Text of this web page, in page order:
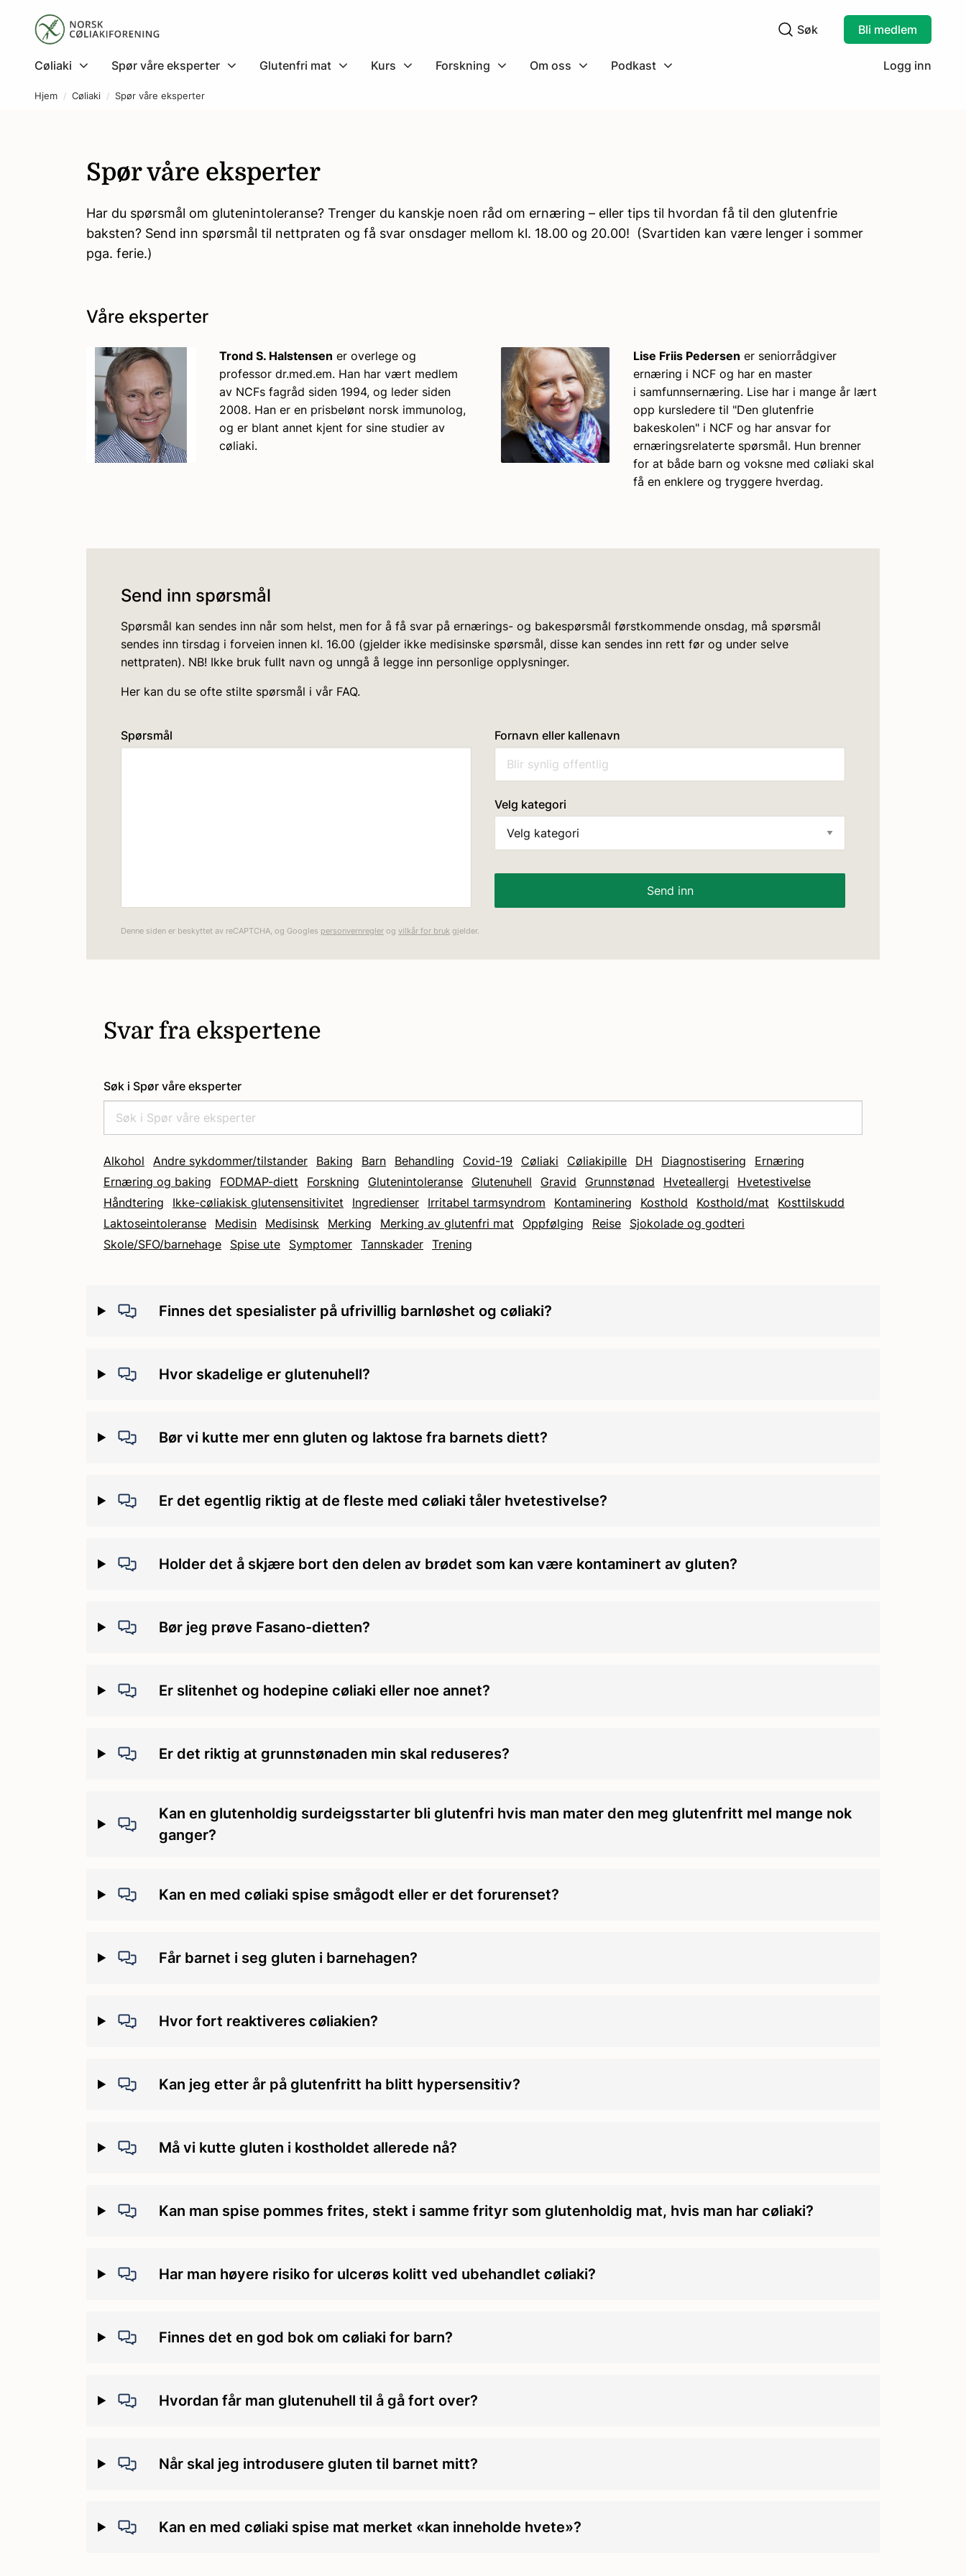
Cøliaki Spør våre eksperter Glutenfri mat Kurs Forskning Om oss Podkast
Søkefelt
Søk Bli medlem
Logg inn
Hjem Cøliaki Spør våre eksperter
Spør våre eksperter
Har du spørsmål om glutenintoleranse? Trenger du kanskje noen råd om ernæring – eller tips til hvordan få til den glutenfrie
baksten? Send inn spørsmål til nettpraten og få svar onsdager mellom kl. 18.00 og 20.00! (Svartiden kan være lenger i sommer
pga. ferie.)
Våre eksperter
Trond S. Halstensen er overlege og
professor dr.med.em. Han har vært medlem
av NCFs fagråd siden 1994, og leder siden
2008. Han er en prisbelønt norsk immunolog,
og er blant annet kjent for sine studier av
cøliaki.
Lise Friis Pedersen er seniorrådgiver
ernæring i NCF og har en master
i samfunnsernæring. Lise har i mange år lært
opp kursledere til "Den glutenfrie
bakeskolen" i NCF og har ansvar for
ernæringsrelaterte spørsmål. Hun brenner
for at både barn og voksne med cøliaki skal
få en enklere og tryggere hverdag.
Send inn spørsmål
Spørsmål kan sendes inn når som helst, men for å få svar på ernærings- og bakespørsmål førstkommende onsdag, må spørsmål
sendes inn tirsdag i forveien innen kl. 16.00 (gjelder ikke medisinske spørsmål, disse kan sendes inn rett før og under selve
nettpraten). NB! Ikke bruk fullt navn og unngå å legge inn personlige opplysninger.
Her kan du se ofte stilte spørsmål i vår FAQ.
Spørsmål Fornavn eller kallenavn
Velg kategori
Send inn
Denne siden er beskyttet av reCAPTCHA, og Googles personvernregler og vilkår for bruk gjelder.
Svar fra ekspertene
Søk i Spør våre eksperter
Alkohol Andre sykdommer/tilstander Baking Barn Behandling Covid-19 Cøliaki Cøliakipille DH Diagnostisering
Ernæring
Ernæring og baking
FODMAP-diett Forskning Glutenintoleranse Glutenuhell Gravid Grunnstønad Hveteallergi
Hvetestivelse
Håndtering
Ikke-cøliakisk glutensensitivitet Ingredienser Irritabel tarmsyndrom Kontaminering Kosthold Kosthold/mat
Kosttilskudd
Laktoseintoleranse
Medisin Medisinsk Merking Merking av glutenfri mat Oppfølging Reise
Sjokolade og godteri
Skole/SFO/barnehage
Spise ute Symptomer Tannskader Trening
Finnes det spesialister på ufrivillig barnløshet og cøliaki?
Hvor skadelige er glutenuhell?
Bør vi kutte mer enn gluten og laktose fra barnets diett?
Er det egentlig riktig at de fleste med cøliaki tåler hvetestivelse?
Holder det å skjære bort den delen av brødet som kan være kontaminert av gluten?
Bør jeg prøve Fasano-dietten?
Er slitenhet og hodepine cøliaki eller noe annet?
Er det riktig at grunnstønaden min skal reduseres?
Kan en glutenholdig surdeigsstarter bli glutenfri hvis man mater den meg glutenfritt mel mange nok
ganger?
Kan en med cøliaki spise smågodt eller er det forurenset?
Får barnet i seg gluten i barnehagen?
Hvor fort reaktiveres cøliakien?
Kan jeg etter år på glutenfritt ha blitt hypersensitiv?
Må vi kutte gluten i kostholdet allerede nå?
Kan man spise pommes frites, stekt i samme frityr som glutenholdig mat, hvis man har cøliaki?
Har man høyere risiko for ulcerøs kolitt ved ubehandlet cøliaki?
Finnes det en god bok om cøliaki for barn?
Hvordan får man glutenuhell til å gå fort over?
Når skal jeg introdusere gluten til barnet mitt?
Kan en med cøliaki spise mat merket «kan inneholde hvete»?